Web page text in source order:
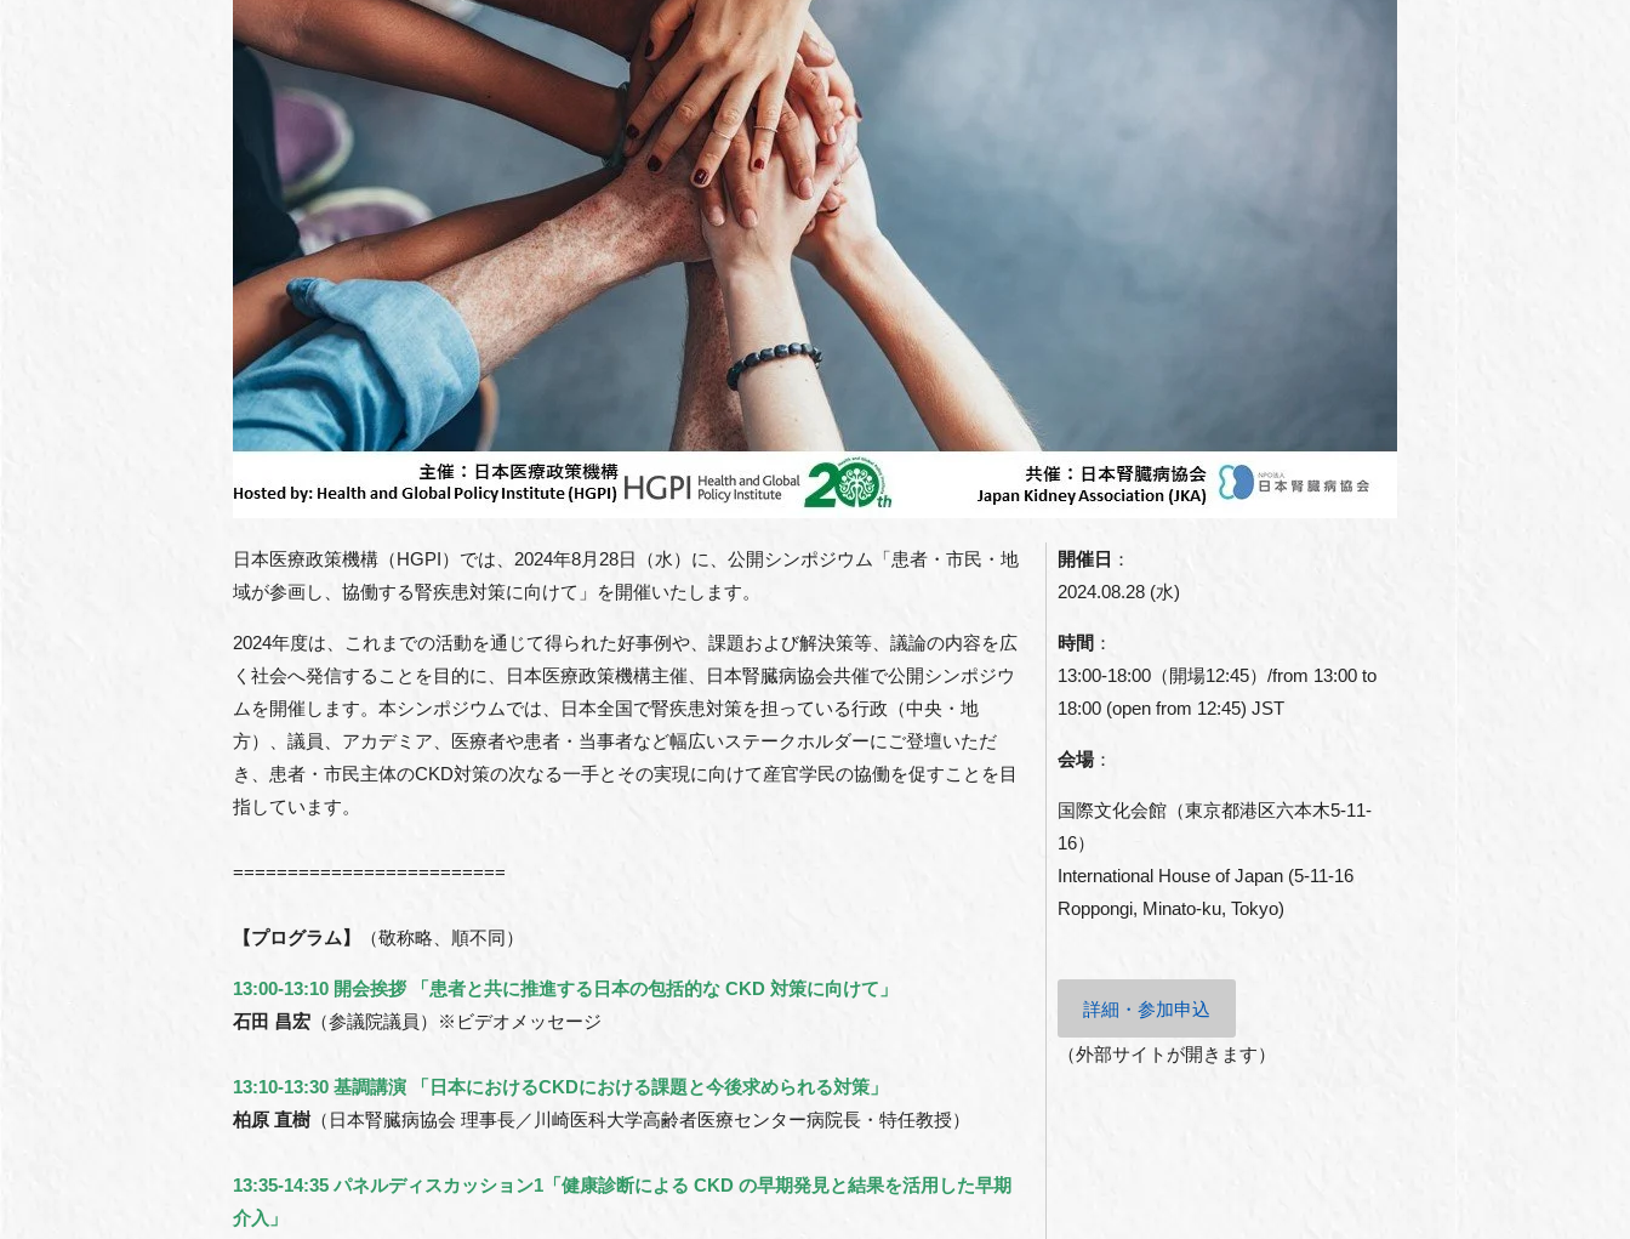
日本医療政策機構（HGPI）では、2024年8月28日（水）に、公開シンポジウム「患者・市民・地
域が参画し、協働する腎疾患対策に向けて」を開催いたします。
2024年度は、これまでの活動を通じて得られた好事例や、課題および解決策等、議論の内容を広
く社会へ発信することを目的に、日本医療政策機構主催、日本腎臓病協会共催で公開シンポジウ
ムを開催します。本シンポジウムでは、日本全国で腎疾患対策を担っている行政（中央・地
方）、議員、アカデミア、医療者や患者・当事者など幅広いステークホルダーにご登壇いただ
き、患者・市民主体のCKD対策の次なる一手とその実現に向けて産官学民の協働を促すことを目
指しています。
=========================
【プログラム】 （敬称略、順不同）
13:00-13:10 開会挨拶 「患者と共に推進する日本の包括的な CKD 対策に向けて」
石田 昌宏 （参議院議員）※ビデオメッセージ
13:10-13:30 基調講演 「日本におけるCKDにおける課題と今後求められる対策」
柏原 直樹（日本腎臓病協会 理事長／川崎医科大学高齢者医療センター病院長・特任教授）
13:35-14:35 パネルディスカッション1「健康診断による CKD の早期発見と結果を活用した早期
介入」
開催日 ：
2024.08.28 (水)
時間 ：
13:00-18:00（開場12:45）/from 13:00 to
18:00 (open from 12:45) JST
会場：
国際文化会館（東京都港区六本木5-11-
16）
International House of Japan (5-11-16
Roppongi, Minato-ku, Tokyo)
詳細・参加申込
（外部サイトが開きます）